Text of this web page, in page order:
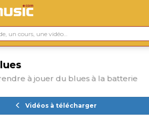
à jouer du blues à la batterie
Vidéos à télécharger